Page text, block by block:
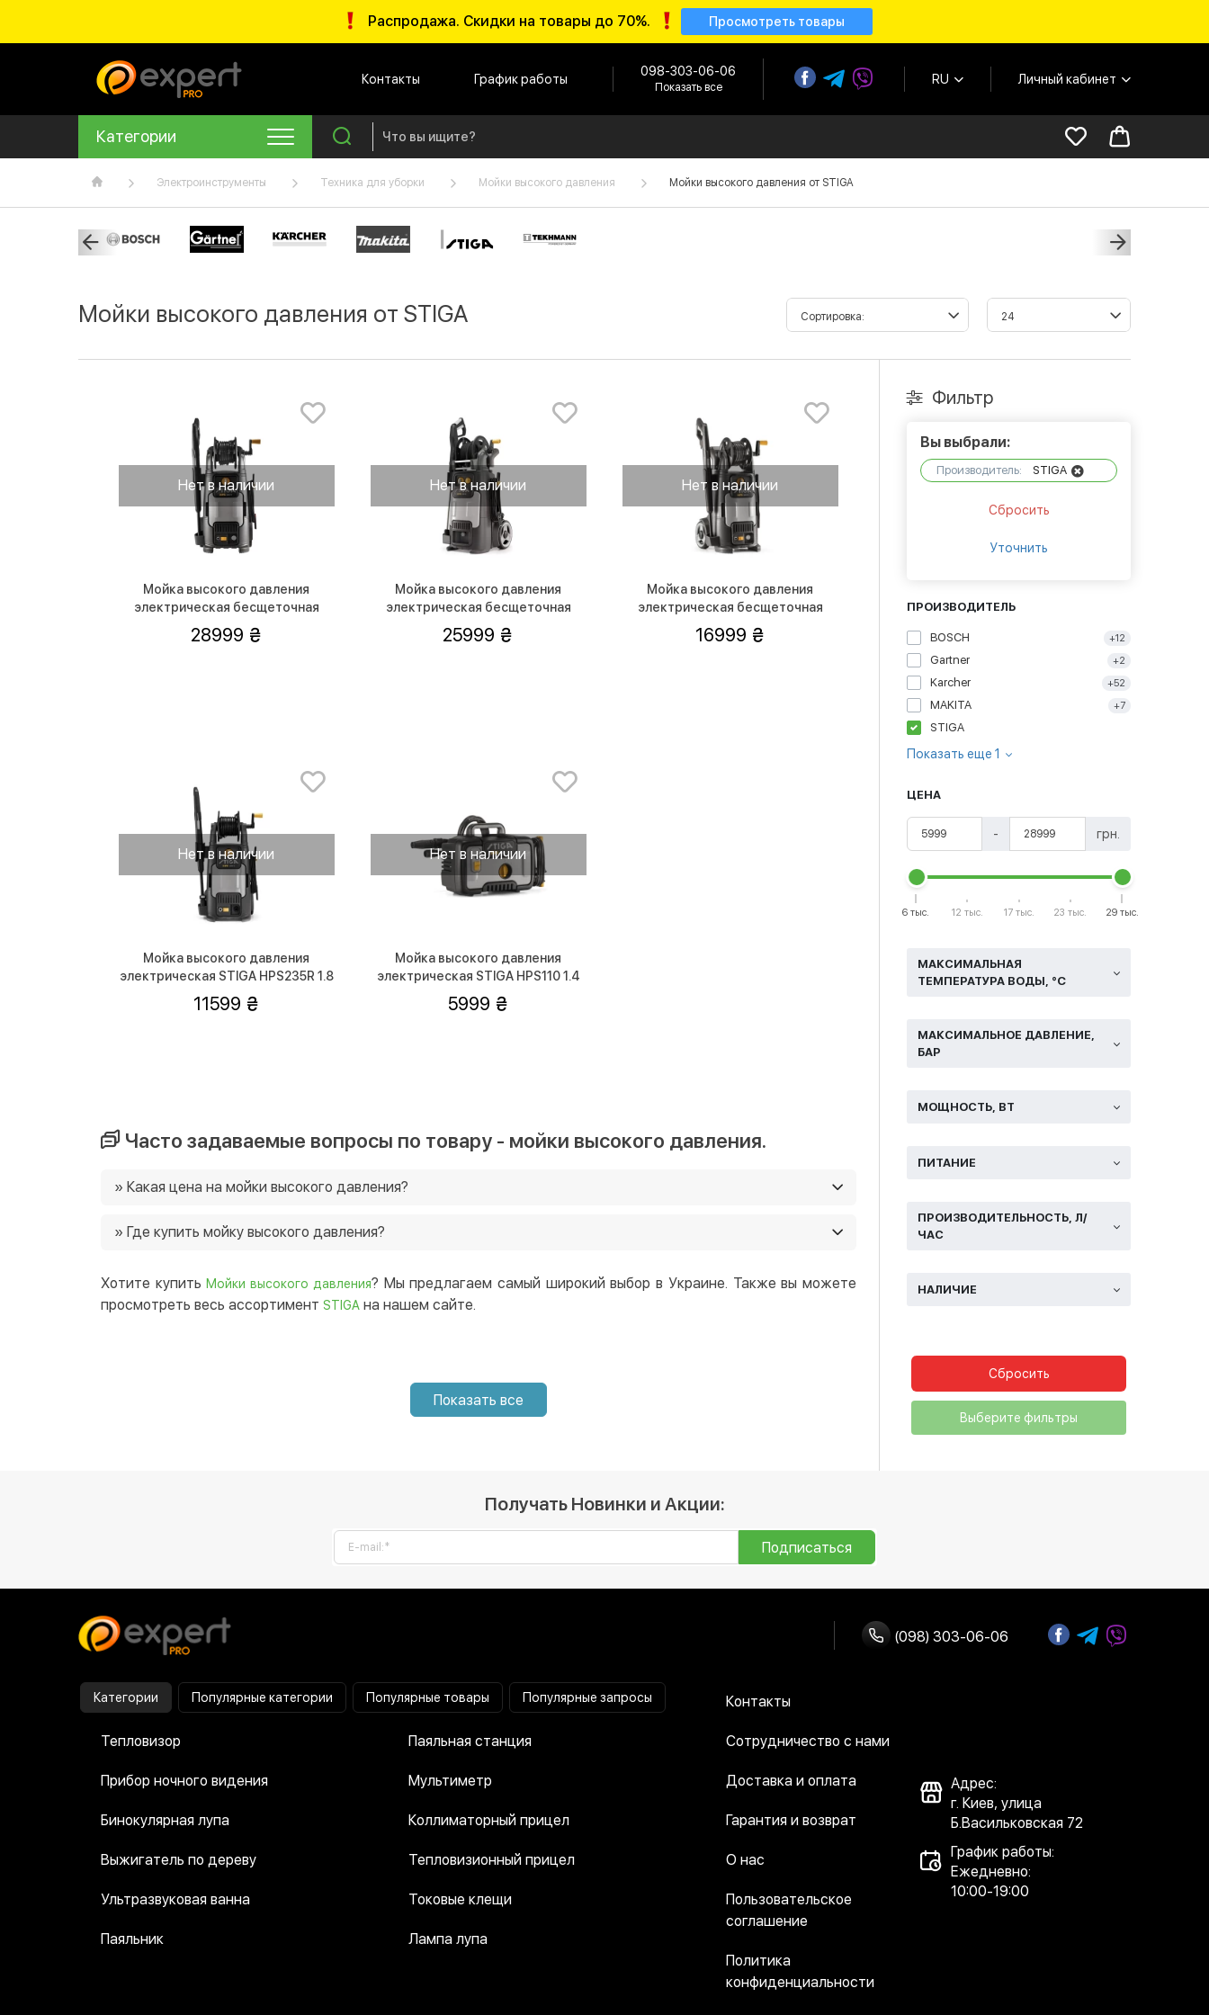
Распродажа. Скидки на товары до 70%. Просмотреть товары
Контакты График работы
098-303-06-06
Показать все
RU Личный кабинет
Категории
Электроинструменты Техника для уборки Мойки высокого давления Мойки высокого давления от STIGA
Мойки высокого давления от STIGA
Фильтр
Вы выбрали:
Производитель: STIGA
Сбросить
Уточнить
ПРОИЗВОДИТЕЛЬ
BOSCH +12
Gartner +2
Karcher +52
MAKITA +7
STIGA
Показать еще 1
ЦЕНА
- грн.
6 тыс. 12 тыс. 17 тыс. 23 тыс. 29 тыс.
МАКСИМАЛЬНАЯ
ТЕМПЕРАТУРА ВОДЫ, °C
МАКСИМАЛЬНОЕ ДАВЛЕНИЕ,
БАР
МОЩНОСТЬ, ВТ
ПИТАНИЕ
ПРОИЗВОДИТЕЛЬНОСТЬ, Л/
ЧАС
НАЛИЧИЕ
Сбросить
Выберите фильтры
Нет в наличии
Мойка высокого давления
электрическая бесщеточная
STIGA HPS650RG 2.8 кВт
28999
Нет в наличии
Мойка высокого давления
электрическая бесщеточная
STIGA HPS550R 2.5 кВт
25999
Нет в наличии
Мойка высокого давления
электрическая бесщеточная
STIGA HPS345R 2.1 кВт
16999
Нет в наличии
Мойка высокого давления
электрическая STIGA HPS235R 1.8
кВт
11599
Нет в наличии
Мойка высокого давления
электрическая STIGA HPS110 1.4
кВт
5999
Часто задаваемые вопросы по товару - мойки высокого давления.
» Какая цена на мойки высокого давления?
часто есть возможность приобрести товар со скидкой 🙂
» Где купить мойку высокого давления?
точку Украины. 😉
Хотите купитьМойки высокого давления? Мы предлагаем самый широкий выбор в Украине. Также вы можете
просмотреть весь ассортимент STIGA на нашем сайте.
Показать все
Получать Новинки и Акции:
Подписаться
(098) 303-06-06
Категории Популярные категории Популярные товары Популярные запросы
Тепловизор
Прибор ночного видения
Бинокулярная лупа
Выжигатель по дереву
Ультразвуковая ванна
Паяльник
Паяльная станция
Мультиметр
Коллиматорный прицел
Тепловизионный прицел
Токовые клещи
Лампа лупа
Контакты
Сотрудничество с нами
Доставка и оплата
Гарантия и возврат
О нас
Пользовательское
соглашение
Политика
конфиденциальности
Адрес:
г. Киев, улица
Б.Васильковская 72
График работы:
Ежедневно:
10:00-19:00